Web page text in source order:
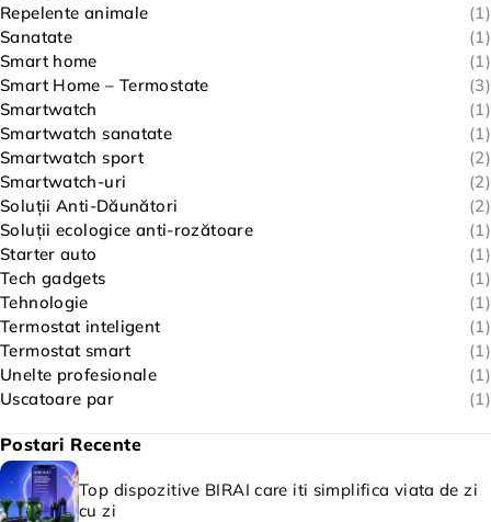
Repelente animale
(1)
Sanatate
(1)
Smart home
(1)
Smart Home – Termostate
(3)
Smartwatch
(1)
Smartwatch sanatate
(1)
Smartwatch sport
(2)
Smartwatch-uri
(2)
Soluții Anti-Dăunători
(2)
Soluții ecologice anti-rozătoare
(1)
Starter auto
(1)
Tech gadgets
(1)
Tehnologie
(1)
Termostat inteligent
(1)
Termostat smart
(1)
Unelte profesionale
(1)
Uscatoare par
(1)
Postari Recente
Top dispozitive BIRAI care iti simplifica viata de zi
cu zi